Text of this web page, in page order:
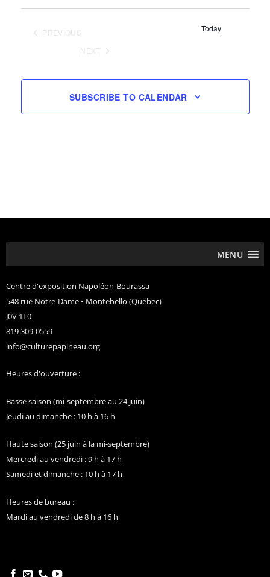
PREVIOUS
Today
NEXT
SUBSCRIBE TO CALENDAR
MENU
Centre d'exposition Napoléon-Bourassa
548 rue Notre-Dame • Montebello (Québec)
J0V 1L0
819 309-0559
info@culturepapineau.org
Heures d'ouverture :
Basse saison (mi-septembre au 24 juin)
Jeudi au dimanche : 10 h à 16 h
Haute saison (25 juin à la mi-septembre)
Mercredi au vendredi : 9 h à 17 h
Samedi et dimanche : 10 h à 17 h
Heures de bureau :
Mardi au vendredi de 8 h à 16 h